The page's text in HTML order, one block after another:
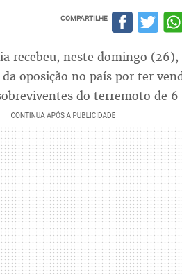
COMPARTILHE
recebeu, neste domingo (26),
oposição no país por ter
do terremoto de